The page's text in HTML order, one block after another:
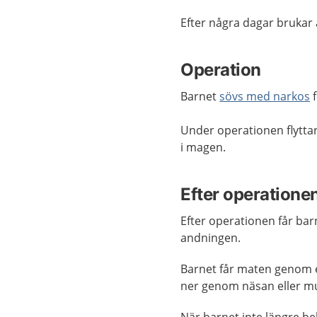
Efter några dagar
Operation
Barnetsövs med narkos
Under operationen
i magen.
Efter
Efter operationen får
andningen.
Barnet får maten
ner genom näsan eller